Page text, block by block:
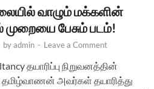
வாழும் மக்களின்
முறையை பேசும் படம்!
byadmin - Leave a Comment
தயாரிப்பு நிறுவனத்தின்
தமிழ்வாணன் அவர்கள் தயாரித்து